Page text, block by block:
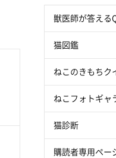
獣医師が答える
猫図鑑
ねこのきもちク
ねこフォトギャ
猫診断
購読者専用ペー